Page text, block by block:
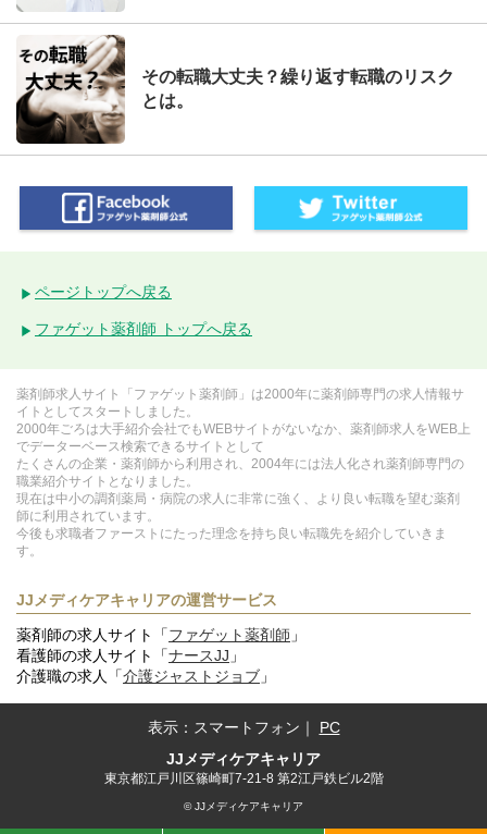
その転職大丈夫？繰り返す転職のリスク
とは。
ページトップへ戻る
ファゲット薬剤師 トップへ戻る
薬剤師求人サイト「ファゲット薬剤師」は2000年に薬剤師専門の求人情報サ
イトとしてスタートしました。
2000年ごろは大手紹介会社でもWEBサイトがないなか、薬剤師求人をWEB上
でデーターベース検索できるサイトとして
たくさんの企業・薬剤師から利用され、2004年には法人化され薬剤師専門の
職業紹介サイトとなりました。
現在は中小の調剤薬局・病院の求人に非常に強く、より良い転職を望む薬剤
師に利用されています。
今後も求職者ファーストにたった理念を持ち良い転職先を紹介していきま
す。
JJメディケアキャリアの運営サービス
薬剤師の求人サイト「ファゲット薬剤師 」
看護師の求人サイト「ナースJJ 」
介護職の求人「介護ジャストジョブ 」
表示： スマートフォン ｜ PC
JJメディケアキャリア
東京都江戸川区篠崎町7-21-8 第2江戸鉄ビル2階
© JJメディケアキャリア